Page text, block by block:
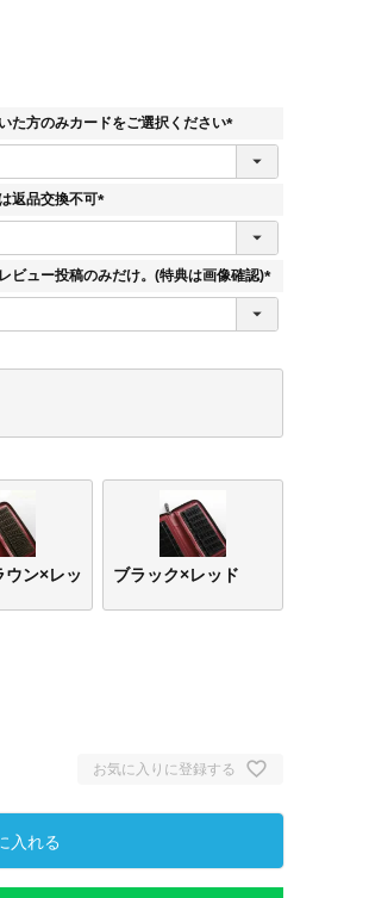
た方のみカードをご選択ください
(
返品交換不可
(
須
ビュー投稿のみだけ。(特典は画像確認)
(
)
ウン×レッ
ブラック×レッド
お気に入りに登録する
入れる